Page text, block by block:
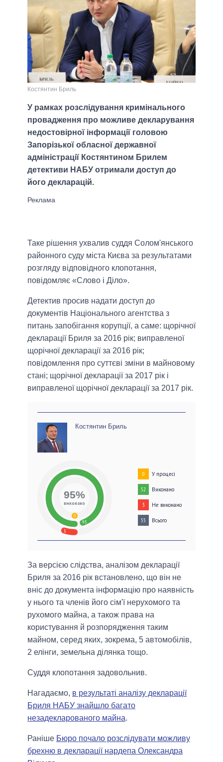
Костянтин Бриль
У рамках розслідування кримінального
провадження про можливе декларування
недостовірної інформації головою
Запорізької обласної державної
адміністрації Костянтином Брилем
детективи НАБУ отримали доступ до
його декларацій.
Таке рішення ухвалив суддя Солом'янського
районного суду міста Києва за результатами
розгляду відповідного клопотання,
повідомляє «Слово і Діло».
Детектив просив надати доступ до
документів Національного агентства з
питань запобігання корупції, а саме: щорічної
декларації Бриля за 2016 рік; виправленої
щорічної декларації за 2016 рік;
повідомлення про суттєві зміни в майновому
стані; щорічної декларації за 2017 рік і
виправленої щорічної декларації за 2017 рік.
Костянтин Бриль
5
95
0
95%
виконано
0 У процесі
52 Виконано
3 Не виконано
55 Всього
За версією слідства, аналізом декларації
Бриля за 2016 рік встановлено, що він не
вніс до документа інформацію про наявність
у нього та членів його сім'ї нерухомого та
рухомого майна, а також права на
користування й розпорядження таким
майном, серед яких, зокрема, 5 автомобілів,
2 елінги, земельна ділянка тощо.
Суддя клопотання задовольнив.
Нагадаємо, в результаті аналізу декларації
Бриля НАБУ знайшло багато
незадекларованого майна.
Раніше Бюро почало розслідувати можливу
брехню в декларації нардепа Олександра